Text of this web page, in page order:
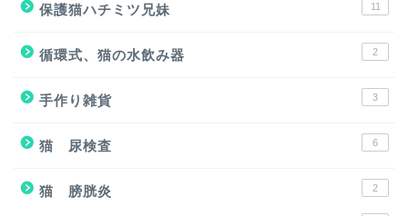
保護猫ハチミツ兄妹 11
循環式、猫の水飲み器 2
手作り雑貨 3
猫 尿検査 6
猫 膀胱炎 2